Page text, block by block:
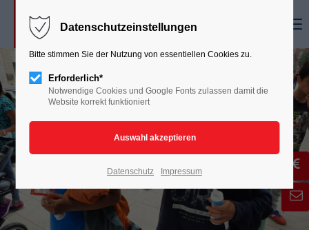
Datenschutzeinstellungen
Bitte stimmen Sie der Nutzung von essentiellen Cookies zu.
Erforderlich*
Notwendige Cookies und Google Fonts zulassen damit die
Website korrekt funktioniert
Datenschutz Impressum